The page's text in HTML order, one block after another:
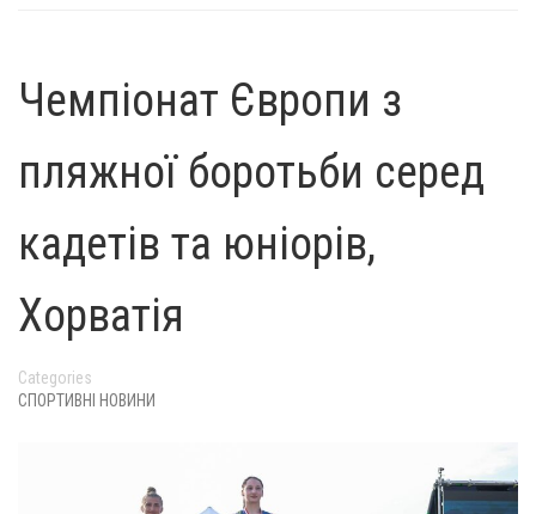
Чемпіонат Європи з
пляжної боротьби серед
кадетів та юніорів,
Хорватія
Categories
СПОРТИВНІ НОВИНИ